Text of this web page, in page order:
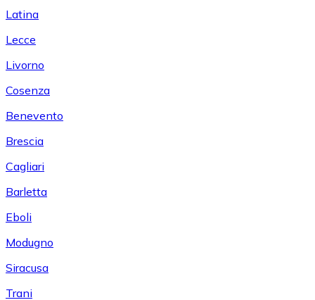
Latina
Lecce
Livorno
Cosenza
Benevento
Brescia
Cagliari
Barletta
Eboli
Modugno
Siracusa
Trani